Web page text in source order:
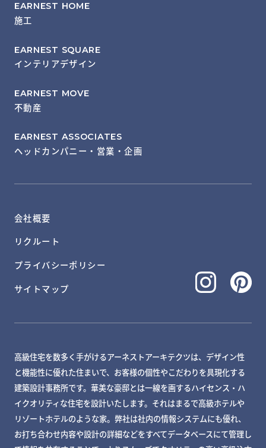
EARNEST HOME
施工
EARNEST SQUARE
インテリアデザイン
EARNEST MOVE
不動産
EARNEST ASSOCIATES
ヘッドカンパニー・営業・企画
会社概要
リクルート
プライバシーポリシー
サイトマップ
高級住宅を数多く手がけるアーネストアーキテクツは、デザイン性
と機能性に優れた住まいで、お客様の個性やこだわりを具現化する
建築設計事務所です。華美な豪邸とは一線を画するハイセンス・ハ
イクオリティな住宅を設計いたします。それはまるで高級ホテルや
リゾートホテルのような家。弊社は社内の情報システムにも優れ、
お打ち合わせ内容や設計の詳細などをすべてデータベースにて管理し